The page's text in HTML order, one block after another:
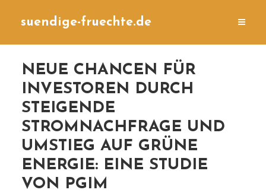
suendige-fruechte.de
NEUE CHANCEN FÜR
INVESTOREN DURCH
STEIGENDE
STROMNACHFRAGE UND
UMSTIEG AUF GRÜNE
ENERGIE: EINE STUDIE
VON PGIM